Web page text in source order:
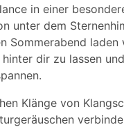
in einer
unter dem
Sommerabend laden
dir zu lassen
Klänge von